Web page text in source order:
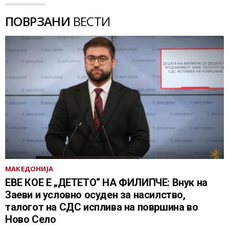
ПОВРЗАНИ ВЕСТИ
МАКЕДОНИЈА
ЕВЕ КОЕ Е „ДЕТЕТО“ НА ФИЛИПЧЕ: Внук на
Заеви и условно осуден за насилство,
талогот на СДС исплива на површина во
Ново Село